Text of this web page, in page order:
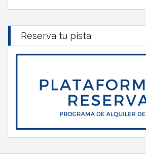
Reserva tu pista